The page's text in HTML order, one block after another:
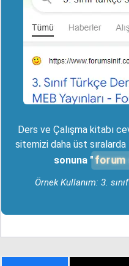
Ders ve Çalışma kitabı
sitemizi daha üst
sonuna " forum
Örnek Kullanım: 3.